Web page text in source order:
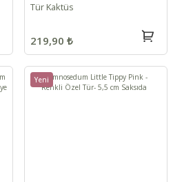
Tür Kaktüs
219,90 ₺
Yeni